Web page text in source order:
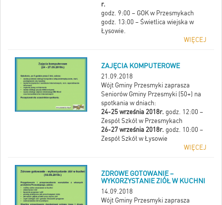
r.
godz. 9:00 – GOK w Przesmykach
godz. 13:00 – Świetlica wiejska w
Łysowie.
WIĘCEJ
ZAJĘCIA KOMPUTEROWE
21.09.2018
Wójt Gminy Przesmyki zaprasza
Seniorów Gminy Przesmyki (50+) na
spotkania w dniach:
24-25 września 2018r. godz. 12:00 –
Zespół Szkół w Przesmykach
26-27 września 2018r. godz. 10:00 –
Zespół Szkół w Łysowie
WIĘCEJ
ZDROWE GOTOWANIE –
WYKORZYSTANIE ZIÓŁ W KUCHNI
14.09.2018
Wójt Gminy Przesmyki zaprasza